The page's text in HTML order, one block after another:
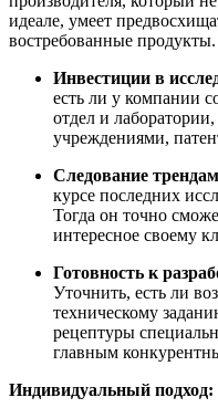
идеале, умеет
востребованные
Инвестиции в
есть ли у компании
отдел и
учреждениями,
Следование
курсе последних
Тогда он точно
интересное своему
Готовность к
Уточнить, есть ли
техническому
рецептуры
главным
Индивидуальный подход: